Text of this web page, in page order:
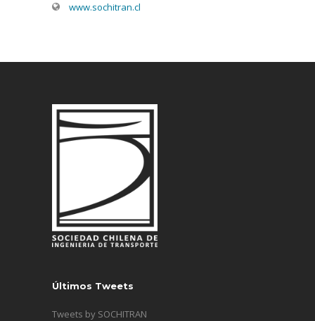
www.sochitran.cl
Últimos Tweets
Tweets by SOCHITRAN